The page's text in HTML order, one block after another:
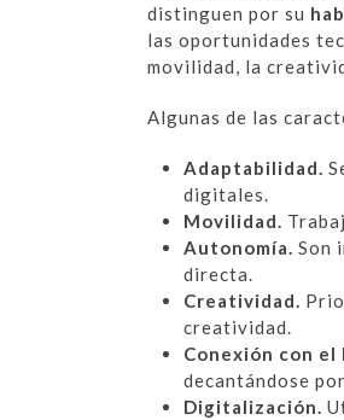
distinguen por su
las oportunidades
movilidad, la
Algunas de las
Adaptabilidad.
digitales.
Movilidad.
Autonomía. Son
directa.
Creatividad.
creatividad.
Conexión con el
decantándose
Digitalización.